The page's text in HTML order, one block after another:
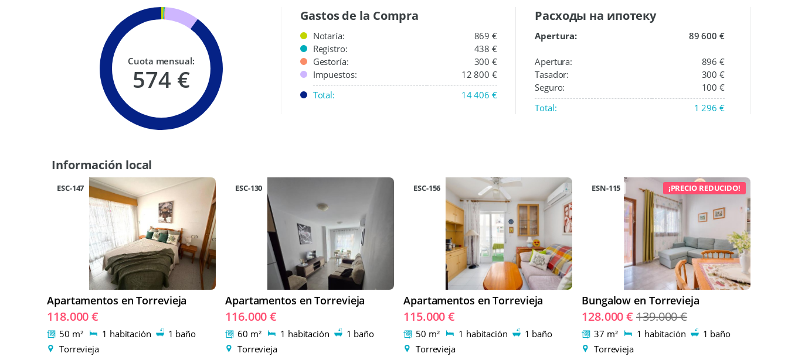
Cuota mensual:
574 €
Gastos de la Compra
Notaría:
869 €
Registro:
438 €
Gestoría:
300 €
Impuestos:
12 800 €
Total:
14 406 €
Расходы на ипотеку
Apertura: 89 600 €
Apertura:
896 €
Tasador:
300 €
Seguro:
100 €
Total:
1 296 €
Información local
ESC-147
Apartamentos en Torrevieja
118.000 €
50 m² 1 habitación
1 baño
Torrevieja
ESC-130
Apartamentos en Torrevieja
116.000 €
60 m² 1 habitación
1 baño
Torrevieja
ESC-156
Apartamentos en Torrevieja
115.000 €
50 m² 1 habitación
1 baño
Torrevieja
ESN-115 ¡PRECIO REDUCIDO!
Bungalow en Torrevieja
128.000 € 139.000 €
37 m² 1 habitación
1 baño
Torrevieja